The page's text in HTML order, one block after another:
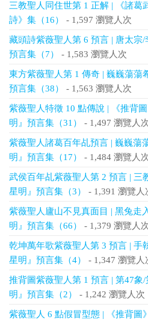
三教聖人同住世第 1 正解 | 《諸葛
詩》集（16）
- 1,597 瀏覽人次
藏頭詩紫薇聖人第 6 預言 | 唐太宗/
預言集（7）
- 1,583 瀏覽人次
東方紫薇聖人第 1 傳奇 | 巍巍蕩蕩
預言集（38）
- 1,563 瀏覽人次
紫薇聖人特徵 10 點傳說 | 《推背
明』預言集（31）
- 1,497 瀏覽人
紫薇聖人諸葛百年乩預言 | 巍巍蕩
明』預言集（17）
- 1,484 瀏覽人
武侯百年乩紫薇聖人第 2 預言 | 三
星明』預言集（3）
- 1,391 瀏覽人
紫薇聖人廬山不見真面目 | 黑兔走
明』預言集（66）
- 1,379 瀏覽人
乾坤萬年歌紫薇聖人第 3 預言 | 手
星明』預言集（4）
- 1,347 瀏覽人
推背圖紫薇聖人第 1 預言 | 第47象
明』預言集（2）
- 1,242 瀏覽人次
紫薇聖人 6 點假冒型態 | 《推背圖